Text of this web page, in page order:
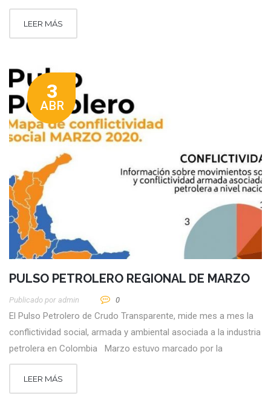
LEER MÁS
3
ABR
PULSO PETROLERO REGIONAL DE MARZO
Publicado por Admin 0
El Pulso Petrolero de Crudo Transparente, mide mes a mes la
conflictividad social, armada y ambiental asociada a la industria
petrolera en Colombia Marzo estuvo marcado por la
LEER MÁS